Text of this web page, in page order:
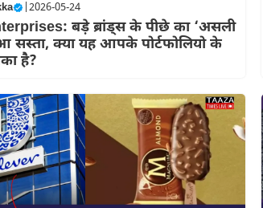
2026-05-24
बड़े ब्रांड्स के पीछे का ‘असली
सस्ता, क्या यह आपके पोर्टफोलियो के
है?